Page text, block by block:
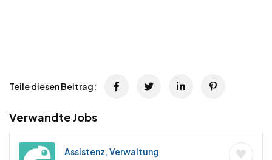
Teile diesen Beitrag:
Verwandte Jobs
Assistenz, Verwaltung